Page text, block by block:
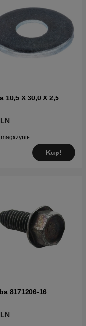
10,5 X 30,0 X 2,5
magazynie
Kup!
8171206-16